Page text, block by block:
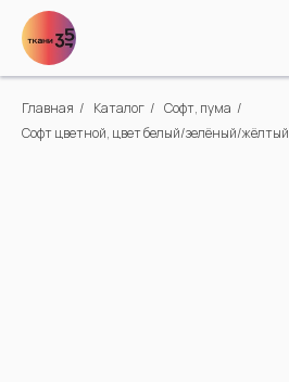
Главная / Каталог / Софт, пума /
Софт цветной, цвет белый/зелёный/жёлтый